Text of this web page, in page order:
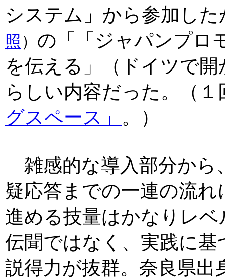
システム」から参加した
照 ） の「「ジャパンプロ
を伝える」（ドイツで
らしい内容だった。（
グスペース」 。）
雑感的な導入部分から
疑応答までの一連の流
進める技量はかなりレ
伝聞ではなく、実践に
説得力が抜群。奈良県